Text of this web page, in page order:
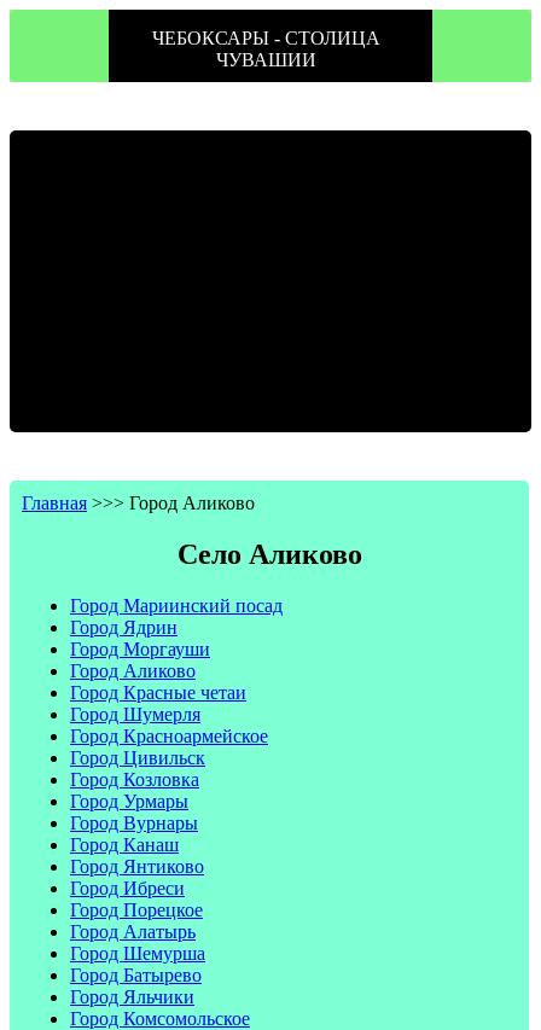
ЧЕБОКСАРЫ - СТОЛИЦА
ЧУВАШИИ
Главная >>> Город Аликово
Село Аликово
Город Мариинский посад
Город Ядрин
Город Моргауши
Город Аликово
Город Красные четаи
Город Шумерля
Город Красноармейское
Город Цивильск
Город Козловка
Город Урмары
Город Вурнары
Город Канаш
Город Янтиково
Город Ибреси
Город Порецкое
Город Алатырь
Город Шемурша
Город Батырево
Город Яльчики
Город Комсомольское